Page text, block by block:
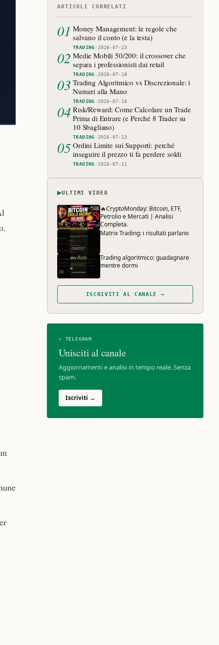
ARTICOLI CORRELATI
01 Money Management: le regole che
salvano il conto (e la testa)
TRADING ·2026-07-23
02 Medie Mobili 50/200: il crossover che
separa i professionisti dai retail
TRADING ·2026-07-18
03 Trading Algoritmico vs Discrezionale: i
Numeri alla Mano
TRADING ·2026-07-16
04 Risk/Reward: Come Calcolare un Trade
Prima di Entrare (e Perché 8 Trader su
10 Sbagliano)
TRADING ·2026-07-13
05 Ordini Limite sui Supporti: perché
inseguire il prezzo ti fa perdere soldi
TRADING ·2026-07-11
▶ULTIMI VIDEO
🔥CryptoMonday: Bitcoin, ETF,
Petrolio e Mercati | Analisi
Completa.
Matrix Trading: i risultati parlano
Trading algoritmico: guadagnare
mentre dormi
ISCRIVITI AL CANALE →
✈ TELEGRAM
Unisciti al canale
Aggiornamenti e analisi in tempo reale. Senza
spam.
Iscriviti →